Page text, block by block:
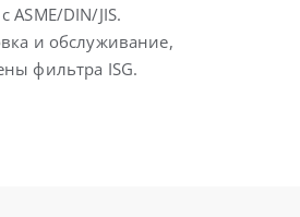
ASME/DIN/JIS.
и обслуживание,
фильтра ISG.